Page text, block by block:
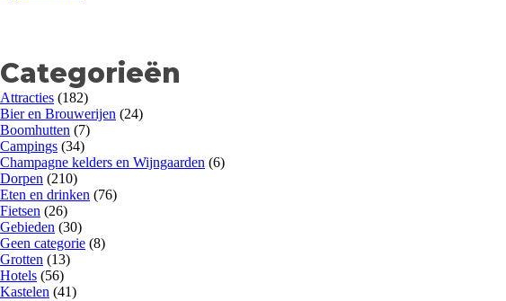
Categorieën
Attracties (182)
Bier en Brouwerijen (24)
Boomhutten (7)
Campings (34)
Champagne kelders en Wijngaarden (6)
Dorpen (210)
Eten en drinken (76)
Fietsen (26)
Gebieden (30)
Geen categorie (8)
Grotten (13)
Hotels (56)
Kastelen (41)